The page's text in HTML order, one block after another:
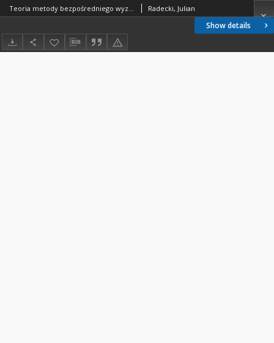
Show details
Teoria metody bezpośredniego wyznaczenia różnic długości geograficznych Radecki, Julian